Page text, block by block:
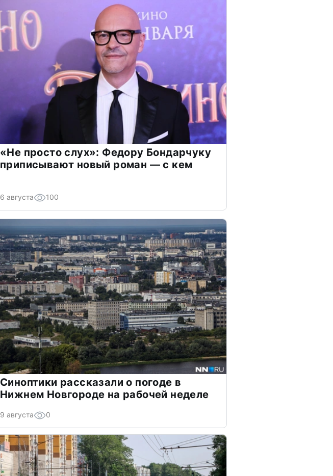
«Не просто слух»: Федору Бондарчуку
приписывают новый роман — с кем
6 августа 100
Синоптики рассказали о погоде в
Нижнем Новгороде на рабочей неделе
9 августа 0